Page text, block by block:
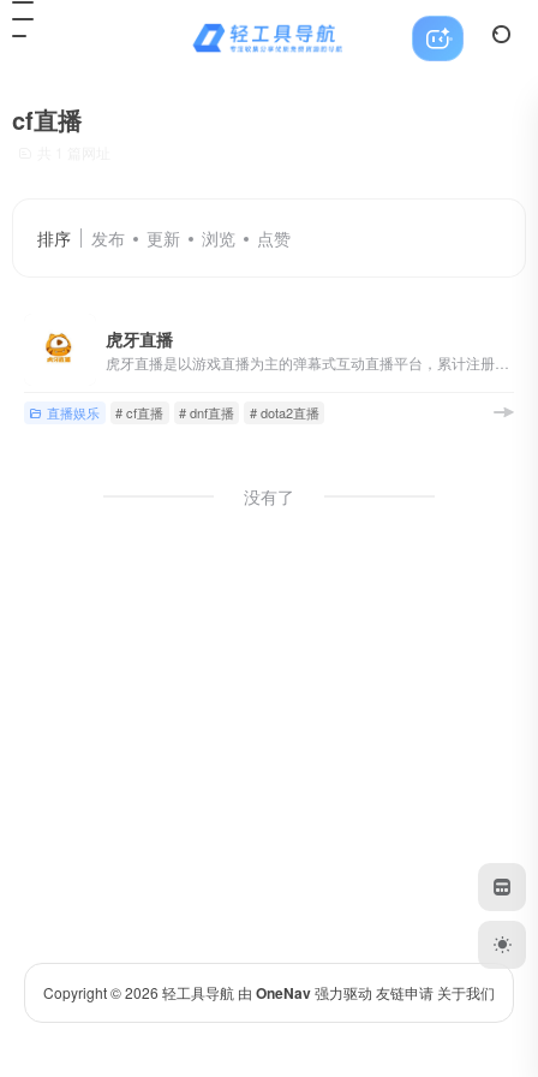
cf直播
排序 发布 更新 浏览 点赞
虎牙直播
直播娱乐 # cf直播 # dnf直播 # dota2直播
没有了
Copyright © 2026 轻工具导航 由 OneNav强力驱动 友链申请 关于我们